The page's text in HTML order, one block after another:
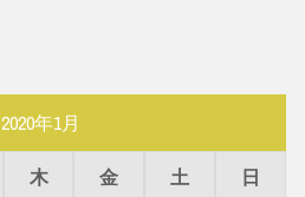
2020年1月
木 金 土
日